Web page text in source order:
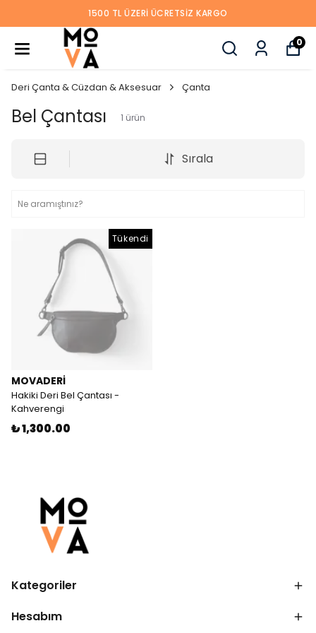
1500 TL ÜZERI ÜCRETSIZ KARGO
0
Deri Çanta & Cüzdan & Aksesuar Çanta
Bel Çantası 1 ürün
Sırala
Tükendi
MOVADERİ
Hakiki Deri Bel Çantası -
Kahverengi
₺ 1,300.00
Kategoriler
Hesabım